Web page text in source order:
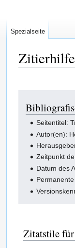
Zitierhilfe
Navigation
springen
Suche
springen
Seitentitel:
Autor(en):
Zeitpunkt
Datum des
Zitatstile
Spezialseite